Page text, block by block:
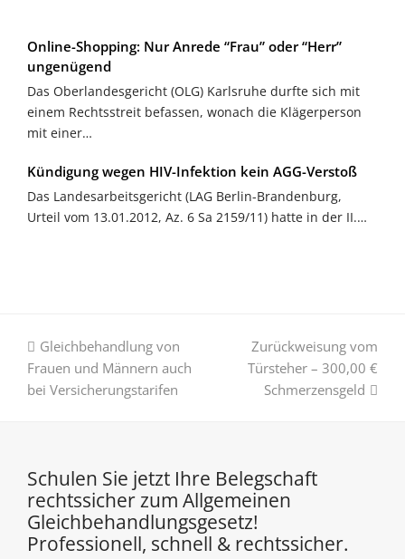
Online-Shopping: Nur Anrede “Frau” oder “Herr”
ungenügend
Das Oberlandesgericht (OLG) Karlsruhe durfte sich mit
einem Rechtsstreit befassen, wonach die Klägerperson
mit einer…
Kündigung wegen HIV-Infektion kein AGG-Verstoß
Das Landesarbeitsgericht (LAG Berlin-Brandenburg,
Urteil vom 13.01.2012, Az. 6 Sa 2159/11) hatte in der II.…
vorheriger
Beitrag:
Gleichbehandlung von
Frauen und Männern auch
bei Versicherungstarifen
Nächster
Beitrag:
Zurückweisung vom
Türsteher – 300,00 €
Schmerzensgeld
Schulen Sie jetzt Ihre Belegschaft
rechtssicher zum Allgemeinen
Gleichbehandlungsgesetz!
Professionell, schnell & rechtssicher.